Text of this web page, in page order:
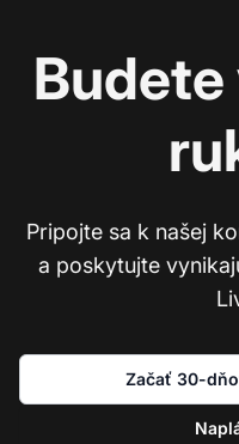
Pripojte sa k našej
a poskytujte
Začať 30-